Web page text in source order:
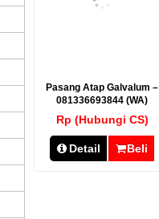
Pasang Atap Galvalum –
081336693844 (WA)
Rp (Hubungi CS)
Detail Beli